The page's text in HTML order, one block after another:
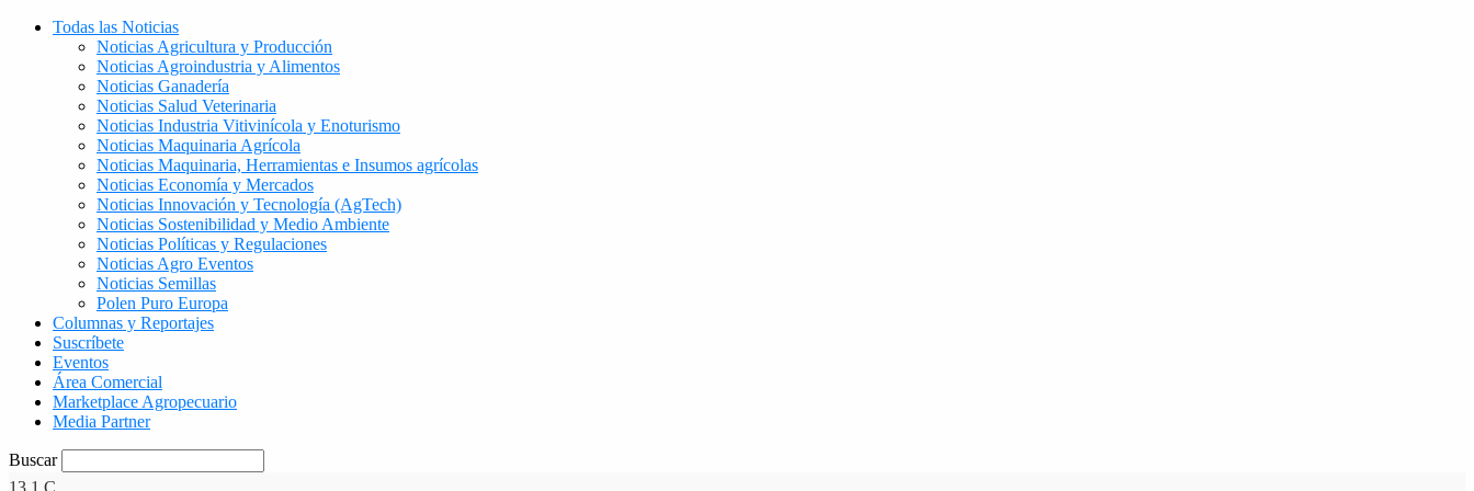
Todas las Noticias
Noticias Agricultura y Producción
Noticias Agroindustria y Alimentos
Noticias Ganadería
Noticias Salud Veterinaria
Noticias Industria Vitivinícola y Enoturismo
Noticias Maquinaria Agrícola
Noticias Maquinaria, Herramientas e Insumos agrícolas
Noticias Economía y Mercados
Noticias Innovación y Tecnología (AgTech)
Noticias Sostenibilidad y Medio Ambiente
Noticias Políticas y Regulaciones
Noticias Agro Eventos
Noticias Semillas
Polen Puro Europa
Columnas y Reportajes
Suscríbete
Eventos
Área Comercial
Marketplace Agropecuario
Media Partner
Buscar
13.1 C